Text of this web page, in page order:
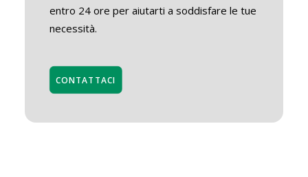
entro 24 ore per aiutarti a soddisfare le tue
necessità.
CONTATTACI